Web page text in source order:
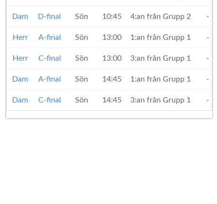
Dam D-final Sön 10:45 4:an från Grupp 2 -
Herr A-final Sön 13:00 1:an från Grupp 1 -
Herr C-final Sön 13:00 3:an från Grupp 1 -
Dam A-final Sön 14:45 1:an från Grupp 1 -
Dam C-final Sön 14:45 3:an från Grupp 1 -